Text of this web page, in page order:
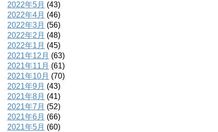
2022年5月 (43)
2022年4月 (46)
2022年3月 (56)
2022年2月 (48)
2022年1月 (45)
2021年12月 (63)
2021年11月 (61)
2021年10月 (70)
2021年9月 (43)
2021年8月 (41)
2021年7月 (52)
2021年6月 (66)
2021年5月 (60)